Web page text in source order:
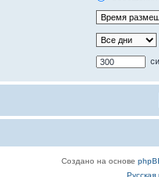
Создано на основе